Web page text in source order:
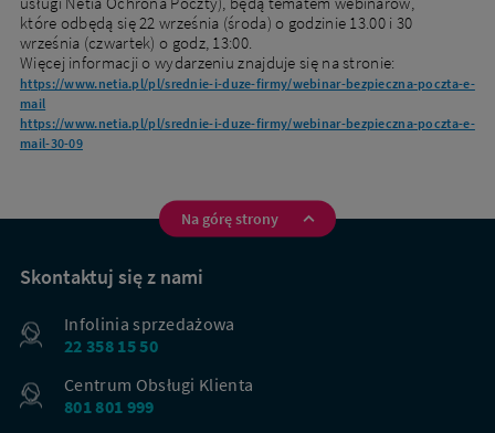
które odbędą się 22 września (środa) o godzinie 13.00 i 30
września (czwartek) o godz, 13:00.
Więcej informacji o wydarzeniu znajduje się na stronie:
https://www.netia.pl/pl/srednie-i-duze-firmy/webinar-bezpieczna-poczta-e-
mail
https://www.netia.pl/pl/srednie-i-duze-firmy/webinar-bezpieczna-poczta-e-
mail-30-09
Na górę strony
Skontaktuj się z nami
Infolinia sprzedażowa
22 358 15 50
Centrum Obsługi Klienta
801 801 999